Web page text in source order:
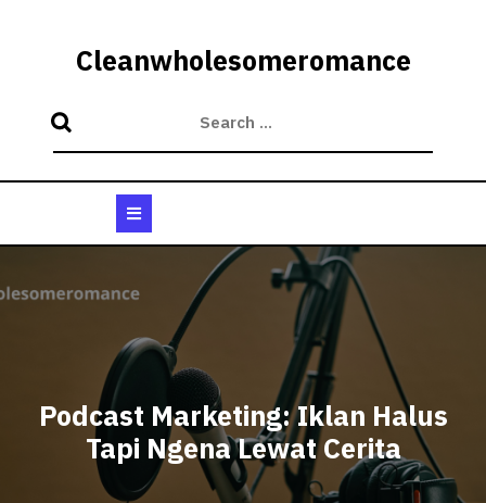
Cleanwholesomeromance
Button
Podcast Marketing: Iklan Halus
Tapi Ngena Lewat Cerita